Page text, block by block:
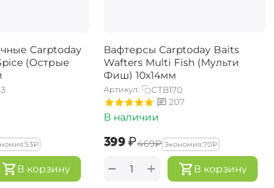
Carptoday
(Острые
‍53‍₽
В корзину
Вафтерсы Carptoday Baits
Wafters Multi Fish (Мульти
Фиш) 10х14мм
Артикул:
CTB170
207
В наличии
‍399‍₽‍469‍₽ Экономия:‍70‍₽
В корзину
+
−